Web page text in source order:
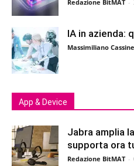
Redazione BitMAT -
IA in azienda:
Massimiliano
App & Device
Jabra amplia
supporta ora
Redazione BitMAT -